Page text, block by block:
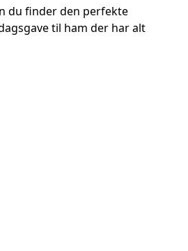
du finder den perfekte
til ham der har alt